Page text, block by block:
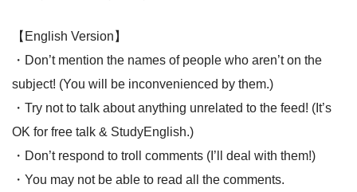
【English Version】
・Don’t mention the names of people who aren’t on the
subject! (You will be inconvenienced by them.)
・Try not to talk about anything unrelated to the feed! (It’s
OK for free talk & StudyEnglish.)
・Don’t respond to troll comments (I’ll deal with them!)
・You may not be able to read all the comments.